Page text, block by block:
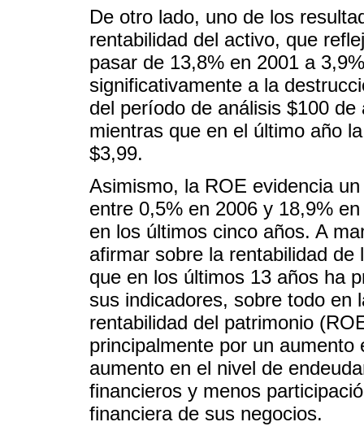
De otro lado, uno de los
rentabilidad del activo, que
pasar de 13,8% en 2001 a
significativamente a la
del período de análisis $100
mientras que en el último año
$3,99.
Asimismo, la ROE evidencia
entre 0,5% en 2006 y 18,9%
en los últimos cinco años. A
afirmar sobre la rentabilidad
que en los últimos 13 años ha
sus indicadores, sobre todo en
rentabilidad del patrimonio
principalmente por un
aumento en el nivel de
financieros y menos
financiera de sus negocios.